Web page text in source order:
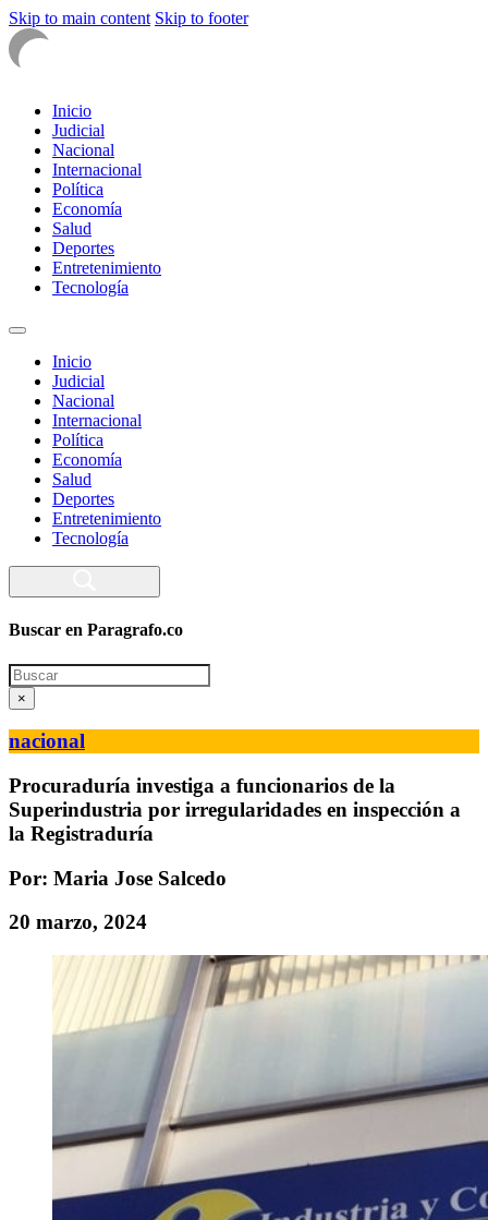
Skip to main content Skip to footer
Inicio
Judicial
Nacional
Internacional
Política
Economía
Salud
Deportes
Entretenimiento
Tecnología
Inicio
Judicial
Nacional
Internacional
Política
Economía
Salud
Deportes
Entretenimiento
Tecnología
Buscar en Paragrafo.co
Search
×
nacional
Procuraduría investiga a funcionarios de la
Superindustria por irregularidades en inspección a
la Registraduría
Por: Maria Jose Salcedo
20 marzo, 2024